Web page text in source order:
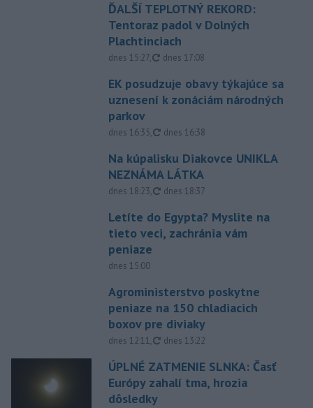
ĎALŠÍ TEPLOTNÝ REKORD:
Tentoraz padol v Dolných
Plachtinciach
dnes 15:27, aktualizované
dnes 17:08
EK posudzuje obavy týkajúce sa
uznesení k zonáciám národných
parkov
dnes 16:35, aktualizované
dnes 16:38
Na kúpalisku Diakovce UNIKLA
NEZNÁMA LÁTKA
dnes 18:23, aktualizované
dnes 18:37
Letíte do Egypta? Myslite na
tieto veci, zachránia vám
peniaze
dnes 15:00
Agroministerstvo poskytne
peniaze na 150 chladiacich
boxov pre diviaky
dnes 12:11, aktualizované
dnes 13:22
ÚPLNÉ ZATMENIE SLNKA: Časť
Európy zahalí tma, hrozia
dôsledky